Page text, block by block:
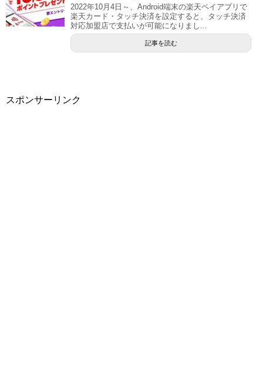
2022年10月4日～、Android端末の楽天ペイアプリで
楽天カード・タッチ決済を設定すると、タッチ決済
対応加盟店で支払いが可能になりまし...
記事を読む
スポンサーリンク